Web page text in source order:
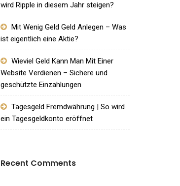
wird Ripple in diesem Jahr steigen?
Mit Wenig Geld Geld Anlegen – Was
ist eigentlich eine Aktie?
Wieviel Geld Kann Man Mit Einer
Website Verdienen – Sichere und
geschützte Einzahlungen
Tagesgeld Fremdwährung | So wird
ein Tagesgeldkonto eröffnet
Recent Comments